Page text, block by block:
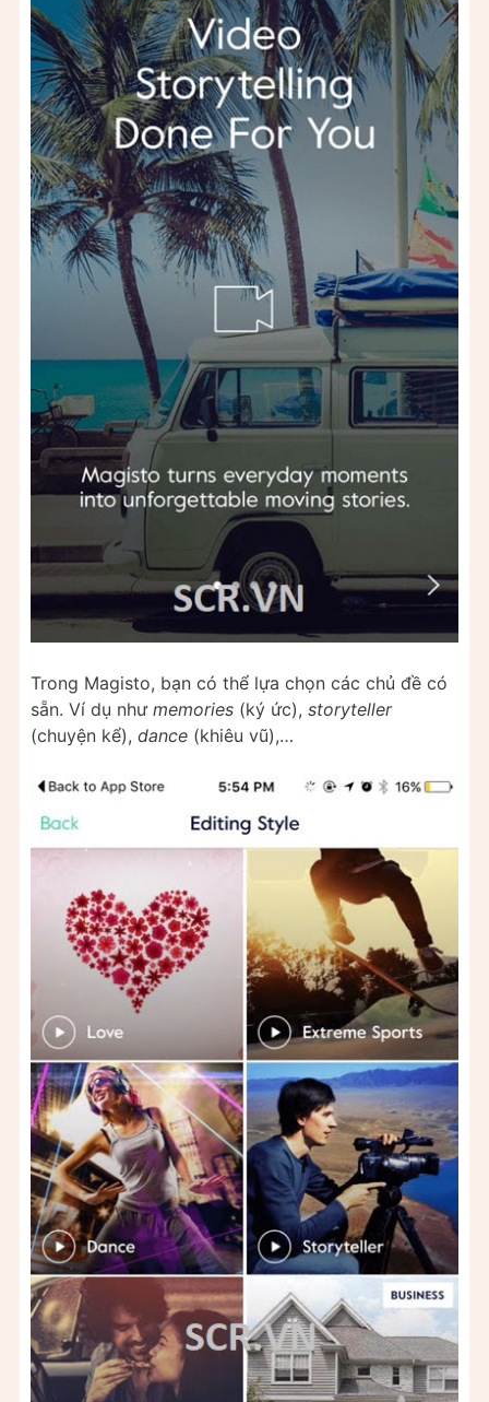
Trong Magisto, bạn có thể lựa chọn các chủ đề có
sẵn. Ví dụ như memories (ký ức), storyteller
(chuyện kể), dance (khiêu vũ),…